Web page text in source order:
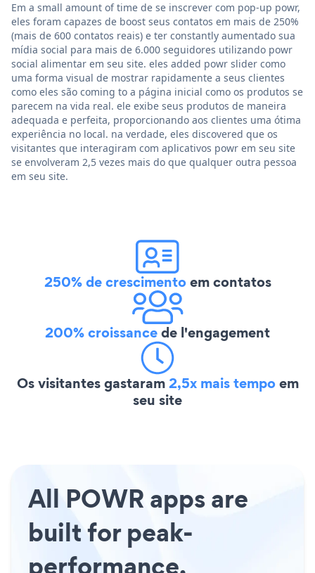
Em a small amount of time de se inscrever com pop-up powr,
eles foram capazes de boost seus contatos em mais de 250%
(mais de 600 contatos reais) e ter constantly aumentado sua
mídia social para mais de 6.000 seguidores utilizando powr
social alimentar em seu site. eles added powr slider como
uma forma visual de mostrar rapidamente a seus clientes
como eles são coming to a página inicial como os produtos se
parecem na vida real. ele exibe seus produtos de maneira
adequada e perfeita, proporcionando aos clientes uma ótima
experiência no local. na verdade, eles discovered que os
visitantes que interagiram com aplicativos powr em seu site
se envolveram 2,5 vezes mais do que qualquer outra pessoa
em seu site.
250% de crescimentoem contatos
200% croissancede l'engagement
Os visitantes gastaram2,5x mais tempoem
seu site
All POWR apps are
built for peak-